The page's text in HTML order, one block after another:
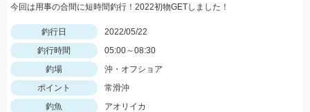
今回は用事の合間に短時間釣行！2022初物GETしました！
釣行日
2022/05/22
釣行時間
05:00～08:30
釣場
沖・オフショア
ポイント
常滑沖
釣魚
アオリイカ